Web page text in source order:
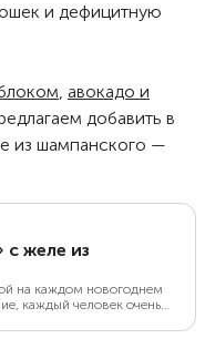
и дефицитную
, авокадо и
добавить в
из шампанского —
желе из
на каждом новогоднем
каждый человек очень
мире давно появилось